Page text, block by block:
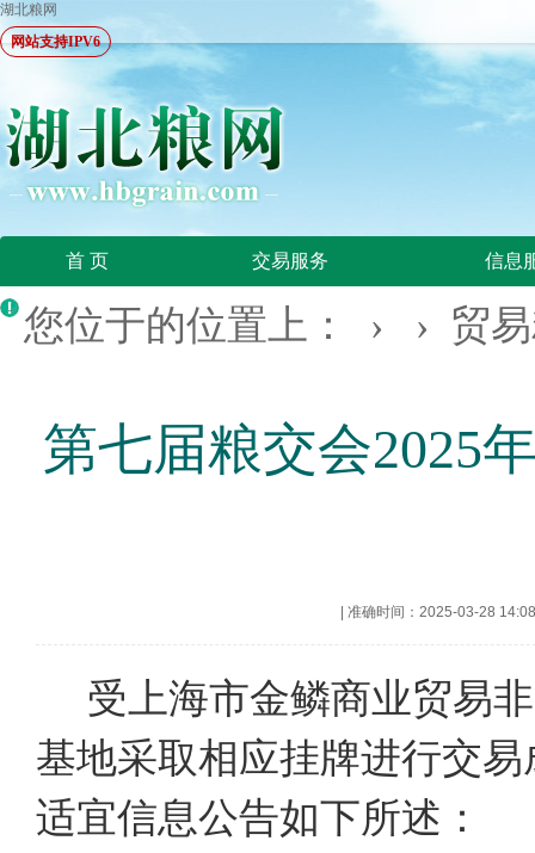
湖北粮网
网站支持IPV6
首 页 交易服务 信息
您位于的位置上： › › 贸
第七届粮交会2025
准确时间：2025-03-28 14:08
受上海市金鳞商业贸易
基地采取相应挂牌进行交
适宜信息公告如下所述：